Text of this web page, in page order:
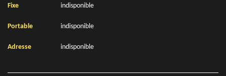
Fixe indisponible
Portable indisponible
Adresse indisponible